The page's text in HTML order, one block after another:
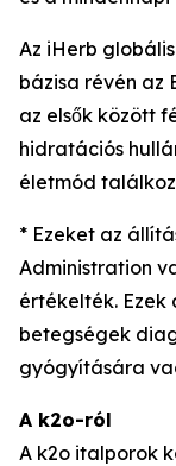
Az iHerb
bázisa révén az
az elsők között
hidratációs
életmód
* Ezeket az
Administration
értékelték. Ezek
betegségek
gyógyítására
A k2o-ról
A k2o italporok